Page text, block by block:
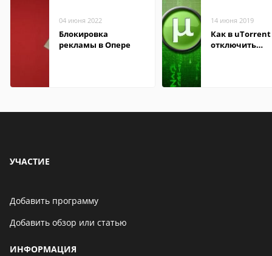
04 июня 2022
Блокировка
рекламы в Опере
14 июня 2019
Как в uTorrent
отключить
УЧАСТИЕ
Добавить программу
Добавить обзор или статью
ИНФОРМАЦИЯ